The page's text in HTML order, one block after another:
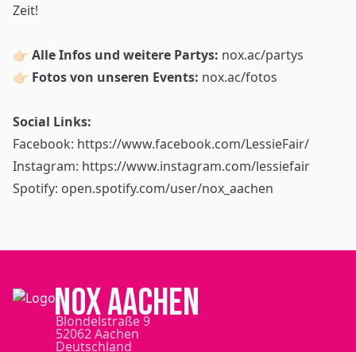
Zeit!
👉🏻 Alle Infos und weitere Partys: nox.ac/partys
👉🏻 Fotos von unseren Events: nox.ac/fotos
Social Links:
Facebook: https://www.facebook.com/LessieFair/
Instagram: https://www.instagram.com/lessiefair
Spotify: open.spotify.com/user/nox_aachen
NOX Aachen
Blondelstraße 9
52062 Aachen
Deutschland